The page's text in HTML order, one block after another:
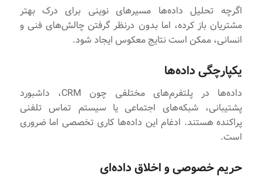
اگرچه تحلیل داده‌ها مسیرهای نوینی برای درک بهتر
مشتریان باز کرده، اما بدون درنظر گرفتن چالش‌های فنی و
انسانی، ممکن است نتایج معکوس ایجاد شود.
یکپارچگی داده‌ها
داده‌ها در پلتفرم‌های مختلفی چون CRM، داشبورد
پشتیبانی، شبکه‌های اجتماعی یا سیستم‌ تماس تلفنی
پراکنده هستند. ادغام این داده‌ها کاری تخصصی اما ضروری
است.
حریم خصوصی و اخلاق داده‌ای